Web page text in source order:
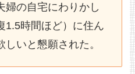
婦の自宅にわりかし
1.5時間ほど）に住ん
いと懇願された。